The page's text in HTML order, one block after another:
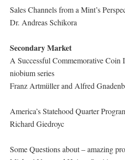
Sales Channels from a Mint’s
Dr. Andreas Schikora
Secondary Market
A Successful Commemorative Coin
niobium series
Franz Artmüller and Alfred
America’s Statehood Quarter
Richard Giedroyc
Some Questions about – amazing